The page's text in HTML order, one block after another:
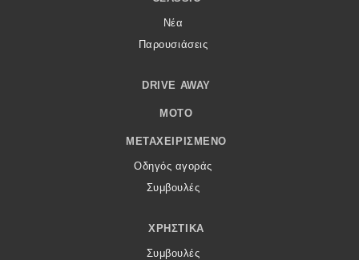
Νέα
Παρουσιάσεις
DRIVE AWAY
MOTO
ΜΕΤΑΧΕΙΡΙΣΜΈΝΟ
Οδηγός αγοράς
Συμβουλές
ΧΡΗΣΤΙΚΆ
Συμβουλές